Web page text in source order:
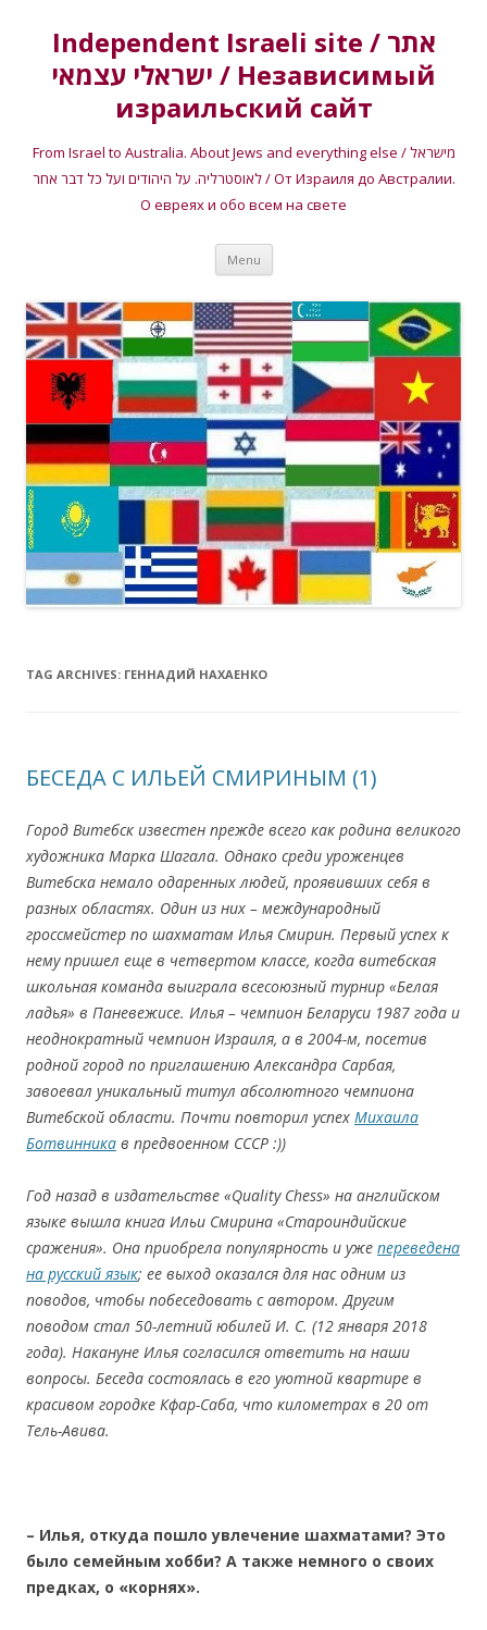
Independent Israeli site / אתר
ישראלי עצמאי / Независимый
израильский сайт
From Israel to Australia. About Jews and everything else / מישראל
לאוסטרליה. על היהודים ועל כל דבר אחר / От Израиля до Австралии.
О евреях и обо всем на свете
Menu Skip
content
TAG ARCHIVES: ГЕННАДИЙ НАХАЕНКО
БЕСЕДА С ИЛЬЕЙ СМИРИНЫМ (1)
Город Витебск известен прежде всего как родина великого
художника Марка Шагала. Однако среди уроженцев
Витебска немало одаренных людей, проявивших себя в
разных областях. Один из них – международный
гроссмейстер по шахматам Илья Смирин. Первый успех к
нему пришел еще в четвертом классе, когда витебская
школьная команда выиграла всесоюзный турнир «Белая
ладья» в Паневежисе. Илья – чемпион Беларуси 1987 года и
неоднократный чемпион Израиля, а в 2004-м, посетив
родной город по приглашению Александра Сарбая,
завоевал уникальный титул абсолютного чемпиона
Витебской области. Почти повторил успех Михаила
Ботвинника в предвоенном СССР :))
Год назад в издательстве «Quality Chess» на английском
языке вышла книга Ильи Смирина «Староиндийские
сражения». Она приобрела популярность и уже переведена
на русский язык; ее выход оказался для нас одним из
поводов, чтобы побеседовать с автором. Другим
поводом стал 50-летний юбилей И. С. (12 января 2018
года). Накануне Илья согласился ответить на наши
вопросы. Беседа состоялась в его уютной квартире в
красивом городке Кфар-Саба, что километрах в 20 от
Тель-Авива.
– Илья, откуда пошлоувлечение шахматами? Это
было семейным хобби? А также немного о своих
предках, о «корнях».